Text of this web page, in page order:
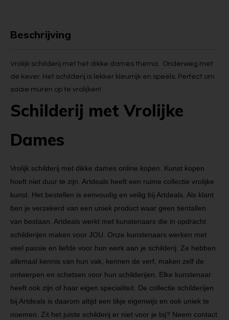
Beschrijving
Vrolijk schilderij met het dikke dames thema. Onderweg met
de kever. Het schilderij is lekker kleurrijk en speels. Perfect om
saaie muren op te vrolijken!
Schilderij met Vrolijke
Dames
Vrolijk schilderij met dikke dames online kopen. Kunst kopen
hoeft niet duur te zijn. Artdeals heeft een ruime collectie vrolijke
kunst. Het bestellen is eenvoudig en veilig bij Artdeals. Als klant
ben je verzekerd van een uniek product waar geen tientallen
van bestaan. Artdeals werkt met kunstenaars die in opdracht
schilderijen maken voor JOU. Onze kunstenaars werken met
veel passie en liefde voor hun werk aan je schilderij. Ze hebben
allemaal kennis van hun vak, kennen de verf, maken zelf de
ontwerpen en schetsen voor hun schilderijen. Elke kunstenaar
heeft ook zijn of haar eigen specialiteit. De collectie schilderijen
bij Artdeals is daarom altijd een tikje eigenwijs en ook uniek te
noemen. Zit het juiste schilderij er niet voor je bij? Neem contact